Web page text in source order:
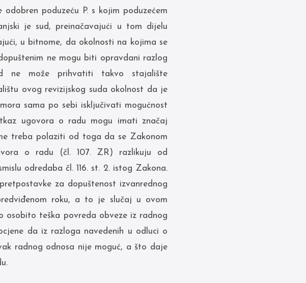
poduzeću P. s kojim poduzećem
je sud, preinačavajući u tom dijelu
u bitnome, da okolnosti na kojima se
ne mogu biti opravdani razlog
ne može prihvatiti takvo stajalište
ovog revizijskog suda okolnost da je
sama po sebi isključivati mogućnost
ugovora o radu mogu imati značaj
treba polaziti od toga da se Zakonom
o radu (čl. 107. ZR) razlikuju od
odredaba čl. 116. st. 2. istog Zakona.
za dopuštenost izvanrednog
roku, a to je slučaj u ovom
osobito teška povreda obveze iz radnog
da iz razloga navedenih u odluci o
radnog odnosa nije moguć, a što daje